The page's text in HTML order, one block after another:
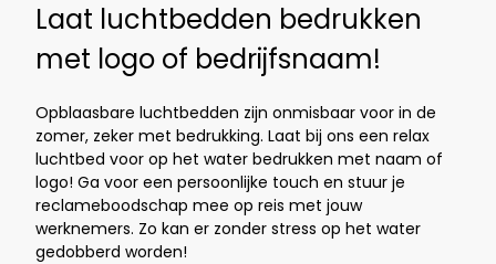
Laat luchtbedden bedrukken
met logo of bedrijfsnaam!
Opblaasbare luchtbedden zijn onmisbaar voor in de
zomer, zeker met bedrukking. Laat bij ons een relax
luchtbed voor op het water bedrukken met naam of
logo! Ga voor een persoonlijke touch en stuur je
reclameboodschap mee op reis met jouw
werknemers. Zo kan er zonder stress op het water
gedobberd worden!